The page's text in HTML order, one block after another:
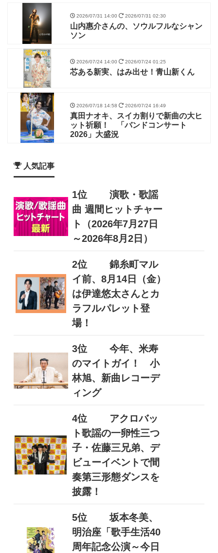
2026/07/31 14:00 2026/07/31 02:30
山内惠介さんの、ソウルフルなシャン
ソン
2026/07/24 14:00 2026/07/24 01:25
芯ある新実、はみ出せ！青山新くん
2026/07/18 14:58 2026/07/24 16:49
真田ナオキ、スイカ割りで新曲の大ヒ
ット祈願！ 「バンドコンサート
2026」大盛況
人気記事
1位
演歌・歌謡
曲 週間ヒットチャー
ト（2026年7月27日
～2026年8月2日）
2位
錦糸町マル
イ前、8月14日（金）
は伊達悠太さんとカ
ラフルパレット登
場！
3位
今年、米寿
のマイトガイ！ 小
林旭、新曲レコーデ
ィング
4位
アクロバッ
ト歌謡の一卵性三つ
子・佐藤三兄弟、デ
ビューイベントで間
奏第三形態ダンスを
披露！
5位
坂本冬美、
明治座「歌手生活40
周年記念公演～今日